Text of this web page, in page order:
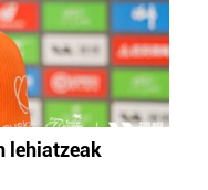
lehiatzeak